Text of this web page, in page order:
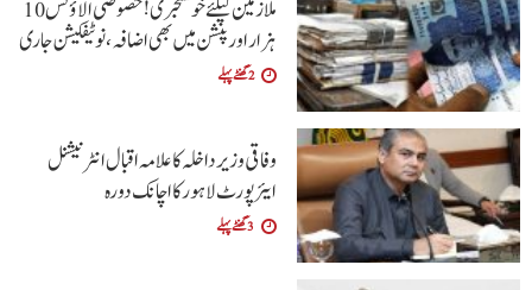
ملازمین کیلئے خوشخبری !خصوصی الاؤنس 10
ہزار اور پنشن میں بھی اضافہ،نوٹیفکیشن جاری
2 گھنٹے پہلے
وفاقی وزیر داخلہ کا علامہ اقبال انٹرنیشنل
ایئرپورٹ لاہور کا اچانک دورہ
3 گھنٹے پہلے